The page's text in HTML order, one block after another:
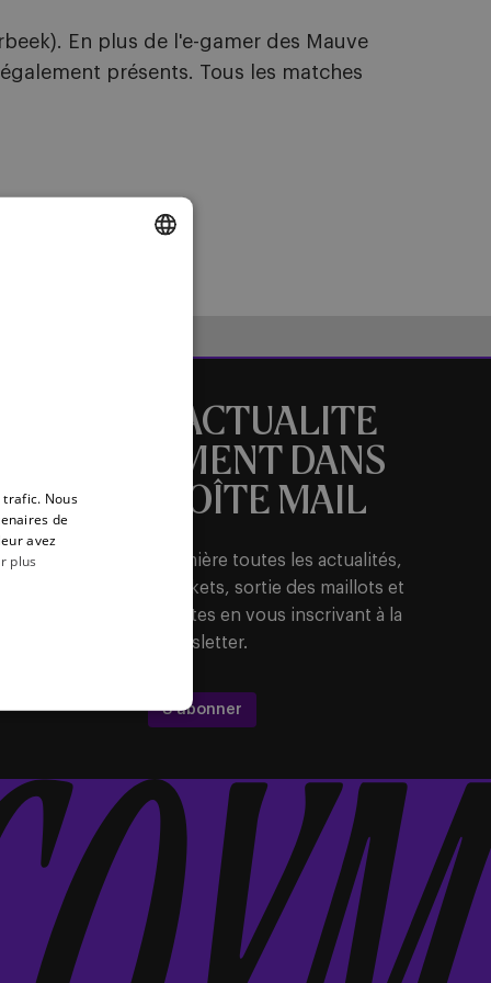
En plus de l'e-gamer des Mauve
présents. Tous les matches
TOUTE L’ACTUALITE
DIRECTEMENT DANS
VOTRE BOÎTE MAIL
Recevez en avant-première toutes les actualités,
informations sur les tickets, sortie des maillots et
promotions intéressantes en vous inscrivant à la
newsletter.
S'abonner
trafic. Nous
de
avez
plus